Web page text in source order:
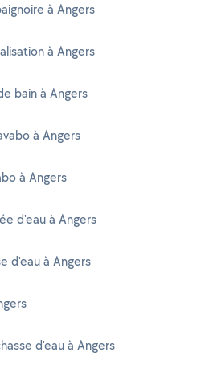
à Angers
à Angers
bain à Angers
à Angers
à Angers
d'eau à Angers
d'eau à Angers
d'eau à Angers